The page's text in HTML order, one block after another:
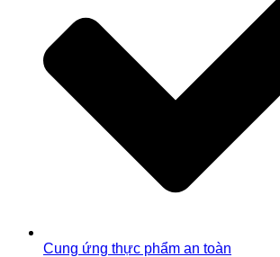
Cung ứng thực phẩm an toàn